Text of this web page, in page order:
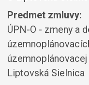
Predmet zmluvy:
ÚPN-O - zmeny a
Liptovská Sielnica